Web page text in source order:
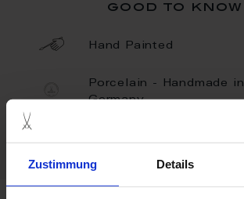
Zustimmung Details
good to know
Hand Painted
Porcelain - Handmade in
Germany